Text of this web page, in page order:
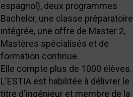
espagnol), deux programmes
Bachelor, une classe préparatoire
intégrée, une offre de Master 2,
Mastères spécialisés et de
formation continue.
Elle compte plus de 1000 élèves.
L'ESTIA est habilitée à délivrer le
titre d'ingénieur et membre de la